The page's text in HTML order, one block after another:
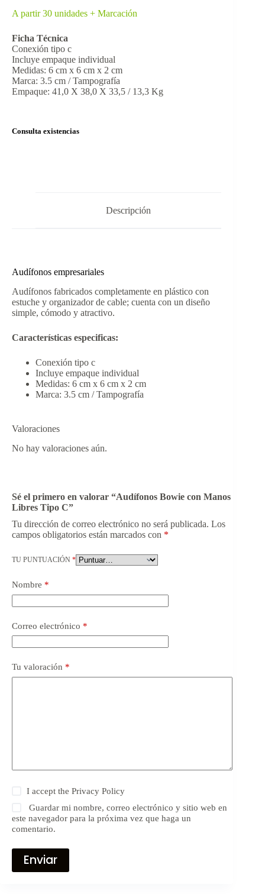
A partir 30 unidades + Marcación
Ficha Técnica
Conexión tipo c
Incluye empaque individual
Medidas: 6 cm x 6 cm x 2 cm
Marca: 3.5 cm / Tampografía
Empaque: 41,0 X 38,0 X 33,5 / 13,3 Kg
Consulta existencias
Descripción
Audífonos empresariales
Audífonos fabricados completamente en plástico con
estuche y organizador de cable; cuenta con un diseño
simple, cómodo y atractivo.
Características especificas:
Conexión tipo c
Incluye empaque individual
Medidas: 6 cm x 6 cm x 2 cm
Marca: 3.5 cm / Tampografía
Valoraciones
No hay valoraciones aún.
Sé el primero en valorar “Audífonos Bowie con Manos
Libres Tipo C”
Tu dirección de correo electrónico no será publicada. Los
campos obligatorios están marcados con *
TU PUNTUACIÓN *
Nombre *
Correo electrónico *
Tu valoración *
I accept thePrivacy Policy
Guardar mi nombre, correo electrónico y sitio web en
este navegador para la próxima vez que haga un
comentario.
Enviar